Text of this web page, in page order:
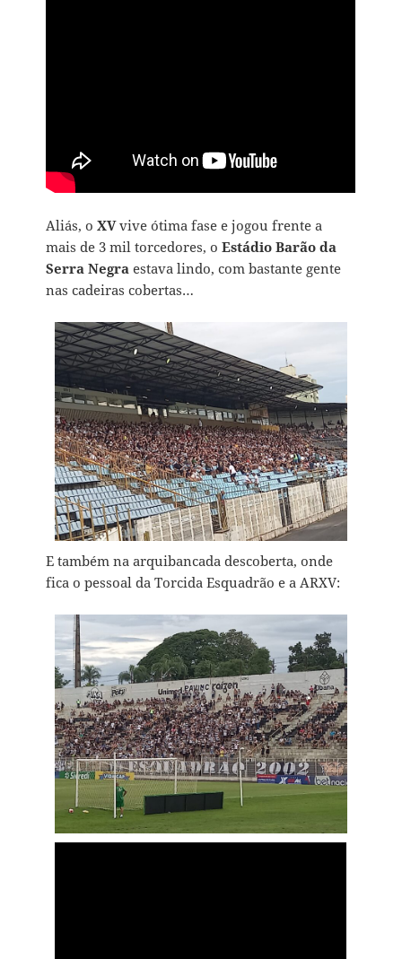
Aliás, oXVvive ótima fase e jogou frente a
mais de 3 mil torcedores, oEstádio Barão da
Serra Negra estava lindo, com bastante gente
nas cadeiras cobertas…
E também na arquibancada descoberta, onde
fica o pessoal da Torcida Esquadrão e a ARXV: